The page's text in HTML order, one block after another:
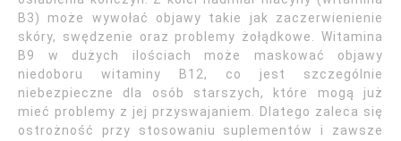
B3) może wywołać objawy takie jak zaczerwienienie
skóry, swędzenie oraz problemy żołądkowe. Witamina
B9 w dużych ilościach może maskować objawy
niedoboru witaminy B12, co jest szczególnie
niebezpieczne dla osób starszych, które mogą już
mieć problemy z jej przyswajaniem. Dlatego zaleca się
ostrożność przy stosowaniu suplementów i zawsze